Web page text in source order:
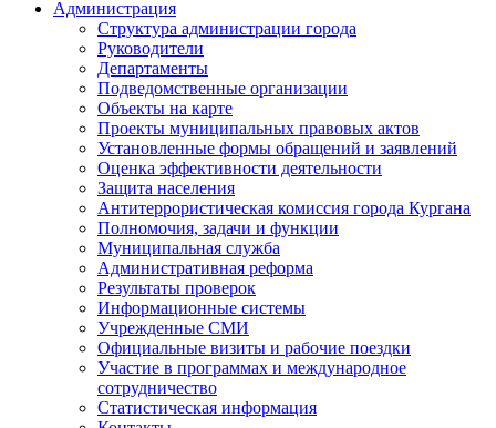
Администрация
Структура администрации города
Руководители
Департаменты
Подведомственные организации
Объекты на карте
Проекты муниципальных правовых актов
Установленные формы обращений и заявлений
Оценка эффективности деятельности
Защита населения
Антитеррористическая комиссия города Кургана
Полномочия, задачи и функции
Муниципальная служба
Административная реформа
Результаты проверок
Информационные системы
Учрежденные СМИ
Официальные визиты и рабочие поездки
Участие в программах и международное
сотрудничество
Статистическая информация